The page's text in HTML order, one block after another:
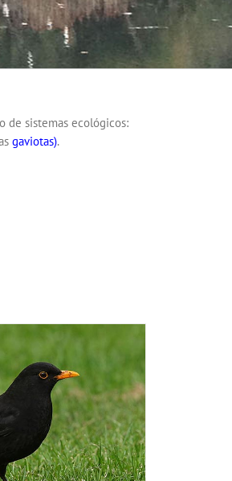
de sistemas ecológicos:
gaviotas).